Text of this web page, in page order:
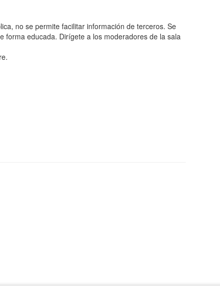
no se permite facilitar información de terceros. Se
forma educada. Dirígete a los moderadores de la sala